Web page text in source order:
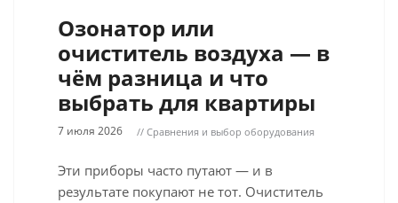
Озонатор или
очиститель воздуха — в
чём разница и что
выбрать для квартиры
7 июля 2026 // Сравнения и выбор оборудования
Эти приборы часто путают — и в
результате покупают не тот. Очиститель